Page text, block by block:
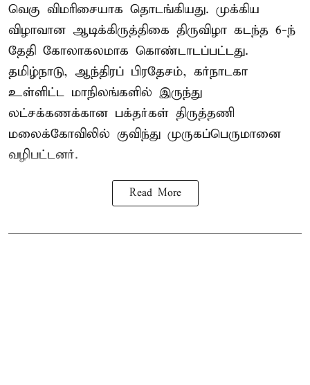
வெகு விமரிசையாக தொடங்கியது. முக்கிய
விழாவான ஆடிக்கிருத்திகை திருவிழா கடந்த 6-ந்
தேதி கோலாகலமாக கொண்டாடப்பட்டது.
தமிழ்நாடு, ஆந்திரப் பிரதேசம், கர்நாடகா
உள்ளிட்ட மாநிலங்களில் இருந்து
லட்சக்கணக்கான பக்தர்கள் திருத்தணி
மலைக்கோவிலில் குவிந்து முருகப்பெருமானை
வழிபட்டனர்.
Read More